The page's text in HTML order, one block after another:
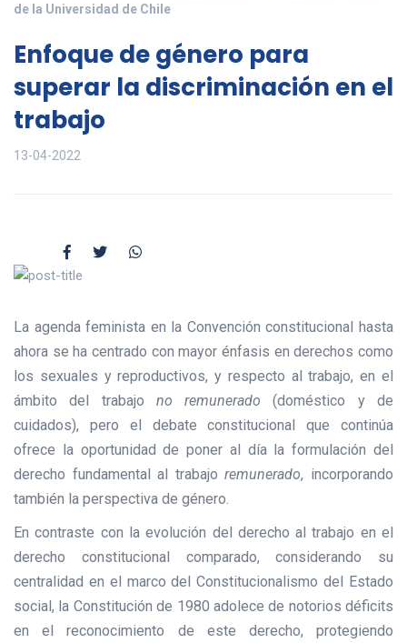
de la Universidad de Chile
Enfoque de género para
superar la discriminación en el
trabajo
13-04-2022
La agenda feminista en la Convención constitucional hasta
ahora se ha centrado con mayor énfasis en derechos como
los sexuales y reproductivos, y respecto al trabajo, en el
ámbito del trabajo no remunerado (doméstico y de
cuidados), pero el debate constitucional que continúa
ofrece la oportunidad de poner al día la formulación del
derecho fundamental al trabajoremunerado, incorporando
también la perspectiva de género.
En contraste con la evolución del derecho al trabajo en el
derecho constitucional comparado, considerando su
centralidad en el marco del Constitucionalismo del Estado
social, la Constitución de 1980 adolece de notorios déficits
en el reconocimiento de este derecho, protegiendo